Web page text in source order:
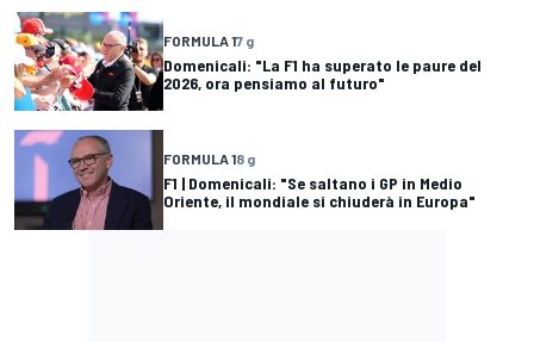
FORMULA 17 g
Domenicali: "La F1 ha superato le paure del
2026, ora pensiamo al futuro"
FORMULA 18 g
F1 | Domenicali: "Se saltano i GP in Medio
Oriente, il mondiale si chiuderà in Europa"